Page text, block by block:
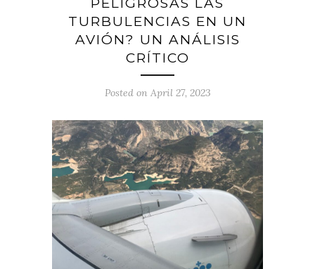
PELIGROSAS LAS
TURBULENCIAS EN UN
AVIÓN? UN ANÁLISIS
CRÍTICO
Posted on April 27, 2023